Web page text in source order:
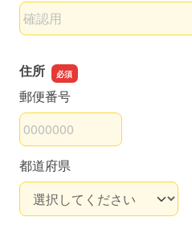
メールアドレスの確認用
住所
郵便番号
都道府県